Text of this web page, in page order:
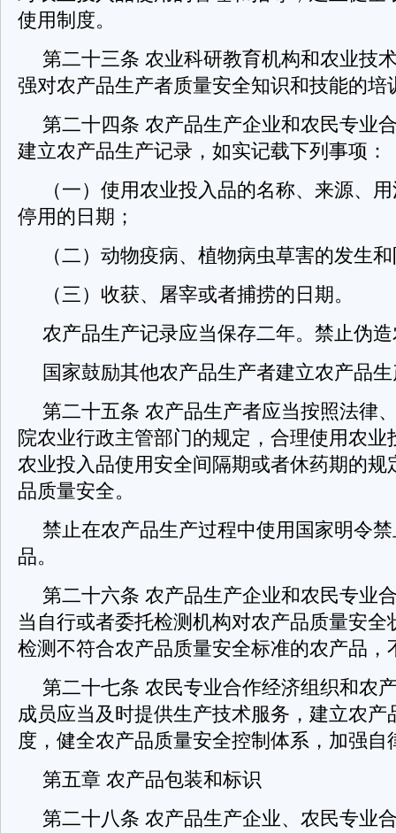
使用制度。
第二十三条 农业科研教育机构和农业技
强对农产品生产者质量安全知识和技能的培
第二十四条 农产品生产企业和农民专业
建立农产品生产记录，如实记载下列事项：
（一）使用农业投入品的名称、来源、
停用的日期；
（二）动物疫病、植物病虫草害的发生
（三）收获、屠宰或者捕捞的日期。
农产品生产记录应当保存二年。禁止伪
国家鼓励其他农产品生产者建立农产品
第二十五条 农产品生产者应当按照法律
院农业行政主管部门的规定，合理使用农业
农业投入品使用安全间隔期或者休药期的规
品质量安全。
禁止在农产品生产过程中使用国家明令
品。
第二十六条 农产品生产企业和农民专业
当自行或者委托检测机构对农产品质量安全
检测不符合农产品质量安全标准的农产品，
第二十七条 农民专业合作经济组织和农
成员应当及时提供生产技术服务，建立农产
度，健全农产品质量安全控制体系，加
第五章 农产品包装和标识
第二十八条 农产品生产企业、农民专业